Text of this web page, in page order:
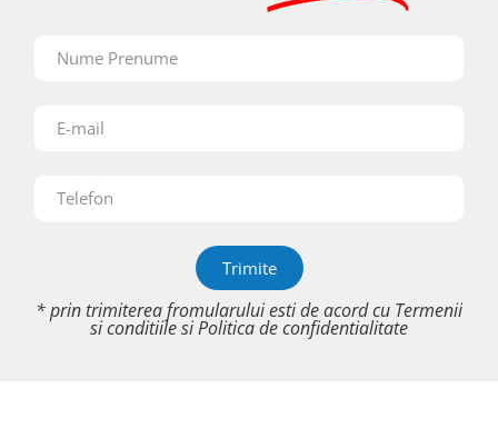
Trimite
* prin trimiterea fromularului esti de acord cu Termenii
si conditiilesiPolitica de confidentialitate